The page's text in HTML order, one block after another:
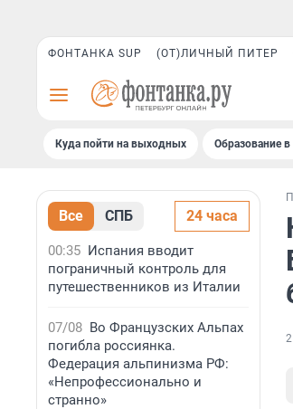
ФОНТАНКА SUP (ОТ)ЛИЧНЫЙ ПИТЕР
Куда пойти на выходных Образование в
Все СПБ 24 часа
00:35 Испания вводит
пограничный контроль для
путешественников из Италии
07/08 Во Французских Альпах
погибла россиянка.
Федерация альпинизма РФ:
«Непрофессионально и
странно»